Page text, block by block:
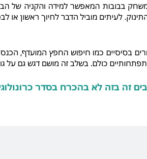
בבובות המאפשר למידה והקניה של
לעיתים מוביל הדבר לחיוך ראשון או
בסיסיים כמו חיפוש החפץ המועדף,
כולם. בשלב זה מושם דגש גם על
זה בזה לא בהכרח בסדר